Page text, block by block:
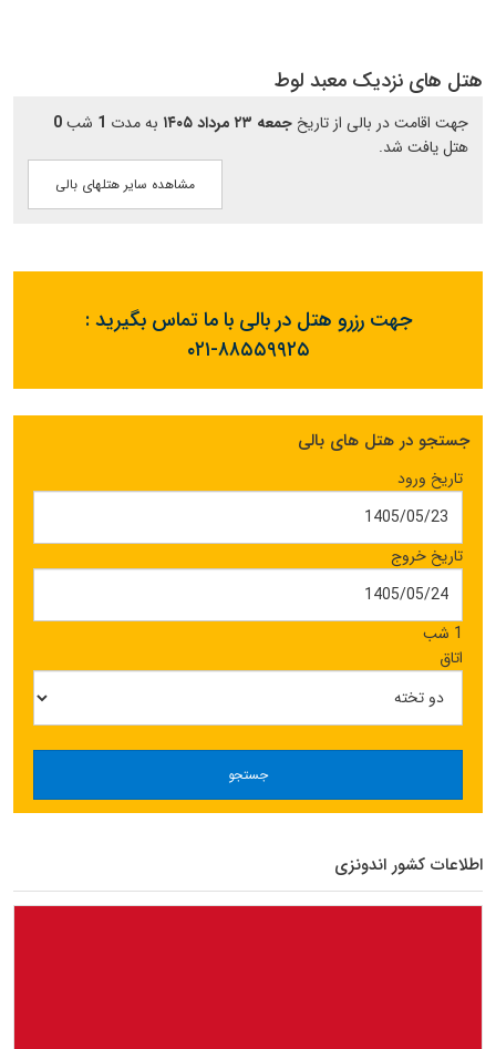
هتل های نزدیک معبد لوط
جهت اقامت در بالی از تاریخ جمعه ۲۳ مرداد ۱۴۰۵ به مدت 1 شب0
هتل یافت شد.
مشاهده سایر هتلهای بالی
جهت رزرو هتل در بالی با ما تماس بگیرید :
۰۲۱-۸۸۵۵۹۹۲۵
جستجو در هتل های بالی
تاریخ ورود
تاریخ خروج
1 شب
اتاق
جستجو
اطلاعات کشور اندونزی